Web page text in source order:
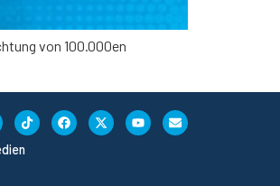
von 100.000en